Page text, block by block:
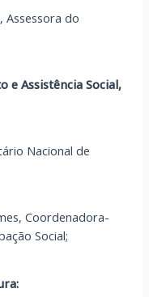
Assessora do
e Assistência Social,
Nacional de
Coordenadora-
Social;